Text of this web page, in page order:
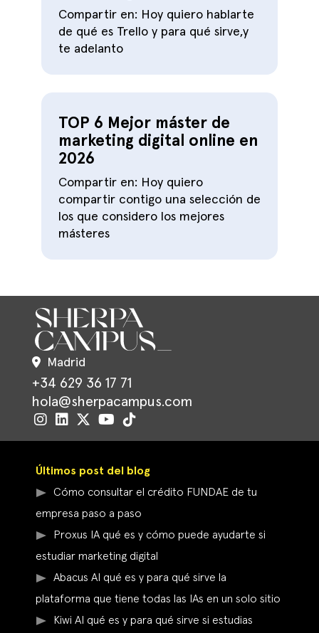
Compartir en: Hoy quiero hablarte
de qué es Trello y para qué sirve,y
te adelanto
TOP 6 Mejor máster de
marketing digital online en
2026
Compartir en: Hoy quiero
compartir contigo una selección de
los que considero los mejores
másteres
Madrid
+34 629 36 17 71
hola@sherpacampus.com
Últimos post del blog
Cómo consultar el crédito FUNDAE de tu
empresa paso a paso
Proxus IA qué es y cómo puede ayudarte si
estudiar marketing digital
Abacus AI qué es y para qué sirve la
plataforma que tiene todas las IAs en un solo sitio
Kiwi AI qué es y para qué sirve si estudias